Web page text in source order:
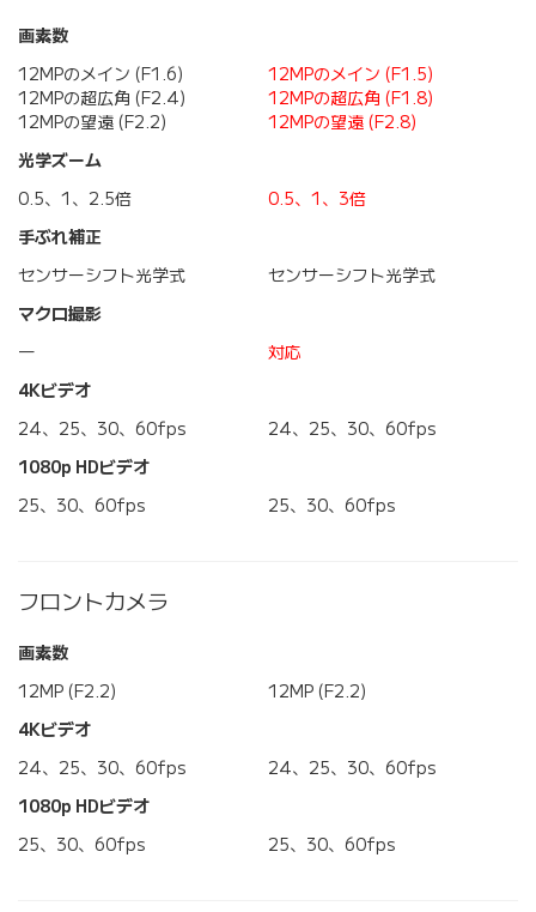
画素数
12MPのメイン (F1.6)
12MPの超広角 (F2.4)
12MPの望遠 (F2.2)
12MPのメイン (F1.5)
12MPの超広角 (F1.8)
12MPの望遠 (F2.8)
光学ズーム
0.5、1、2.5倍
0.5、1、3倍
手ぶれ補正
センサーシフト光学式
センサーシフト光学式
マクロ撮影
―
対応
4Kビデオ
24、25、30、60fps
24、25、30、60fps
1080p HDビデオ
25、30、60fps
25、30、60fps
フロントカメラ
画素数
12MP (F2.2)
12MP (F2.2)
4Kビデオ
24、25、30、60fps
24、25、30、60fps
1080p HDビデオ
25、30、60fps
25、30、60fps